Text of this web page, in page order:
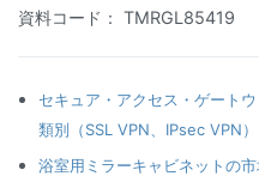
資料コード： TMRGL85419
セキュア・アクセス・ゲート
類別（SSL VPN、IPsec VPN）
浴室用ミラーキャビネットの